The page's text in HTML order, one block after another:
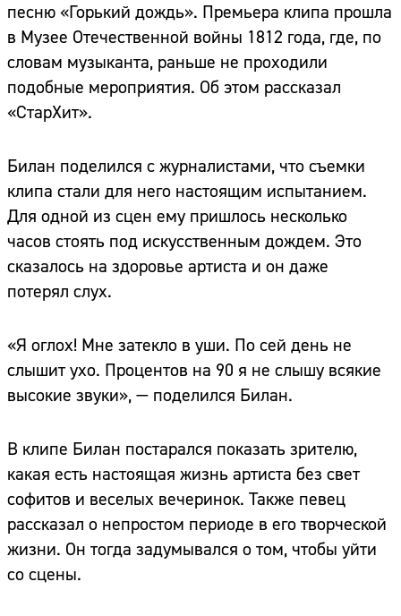
песню «Горький дождь». Премьера клипа прошла
в Музее Отечественной войны 1812 года, где, по
словам музыканта, раньше не проходили
подобные мероприятия. Об этом рассказал
«СтарХит».
Билан поделился с журналистами, что съемки
клипа стали для него настоящим испытанием.
Для одной из сцен ему пришлось несколько
часов стоять под искусственным дождем. Это
сказалось на здоровье артиста и он даже
потерял слух.
«Я оглох! Мне затекло в уши. По сей день не
слышит ухо. Процентов на 90 я не слышу всякие
высокие звуки», — поделился Билан.
В клипе Билан постарался показать зрителю,
какая есть настоящая жизнь артиста без свет
софитов и веселых вечеринок. Также певец
рассказал о непростом периоде в его творческой
жизни. Он тогда задумывался о том, чтобы уйти
со сцены.